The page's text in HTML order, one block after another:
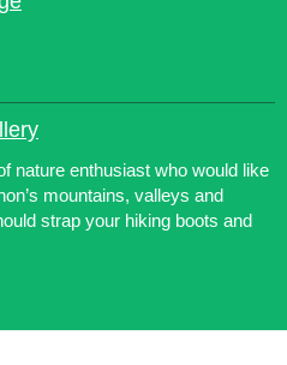
nature enthusiast who would like
mountains, valleys and
strap your hiking boots and